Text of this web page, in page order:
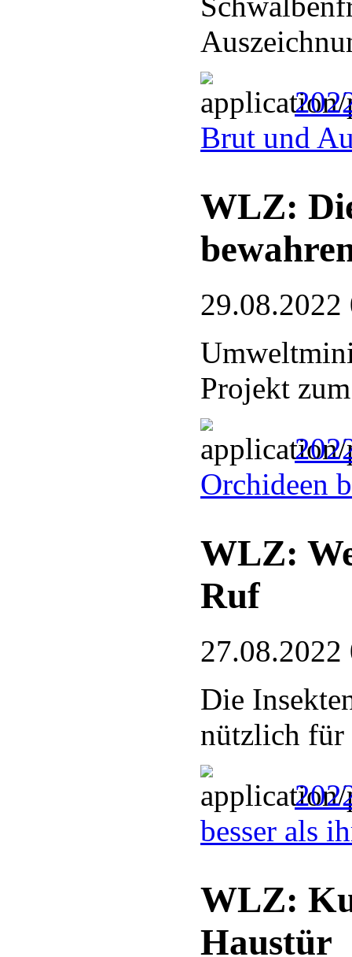
Brut und
WLZ:
29.08.2022
Projekt
Orchideen
WLZ:
Ruf
27.08.2022
Die
nützlich für
besser als
WLZ:
Haustür